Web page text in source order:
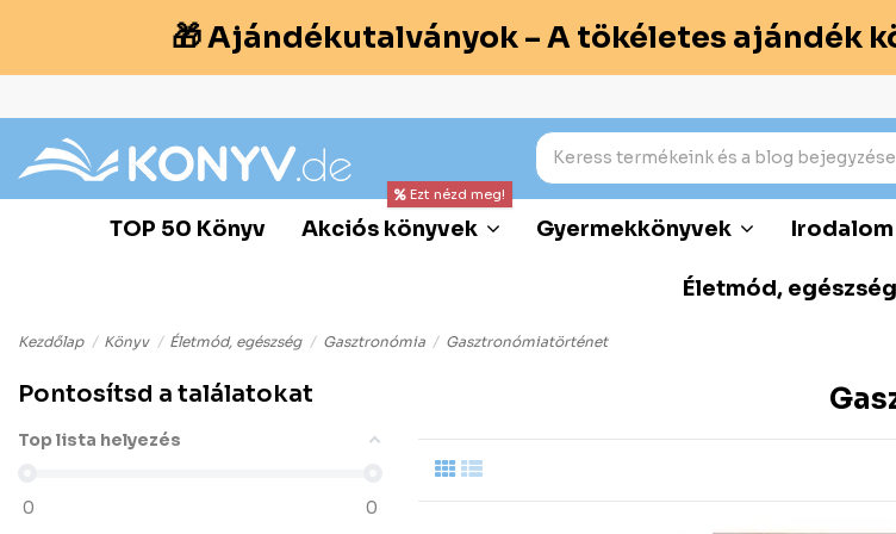
🎁 Ajándékutalványok – A tökéletes ajándék
TOP 50 Könyv Akciós könyvek
Ezt nézd meg!
Gyermekkönyvek Irodalom
Életmód, egészség
Kezdőlap Könyv Életmód, egészség Gasztronómia Gasztronómiatörténet
Pontosítsd a találatokat
Top lista helyezés
0 0